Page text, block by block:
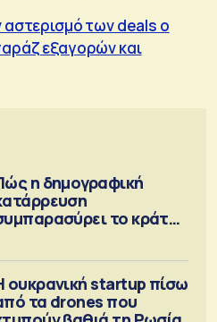
των deals ο
εξαγορών και
η δημογραφική
το κράτος
ουκρανική startup πίσω
τα drones που